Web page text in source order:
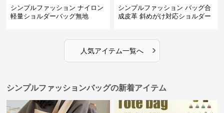
シンプルファッション ナイロン
軽量ショルダーバッグ無地
シンプルファッション バッグ合
成皮革 斜めがけ対応ショルダー
人気アイテム一覧へ ›
シンプルファッションバッグの新着アイテム